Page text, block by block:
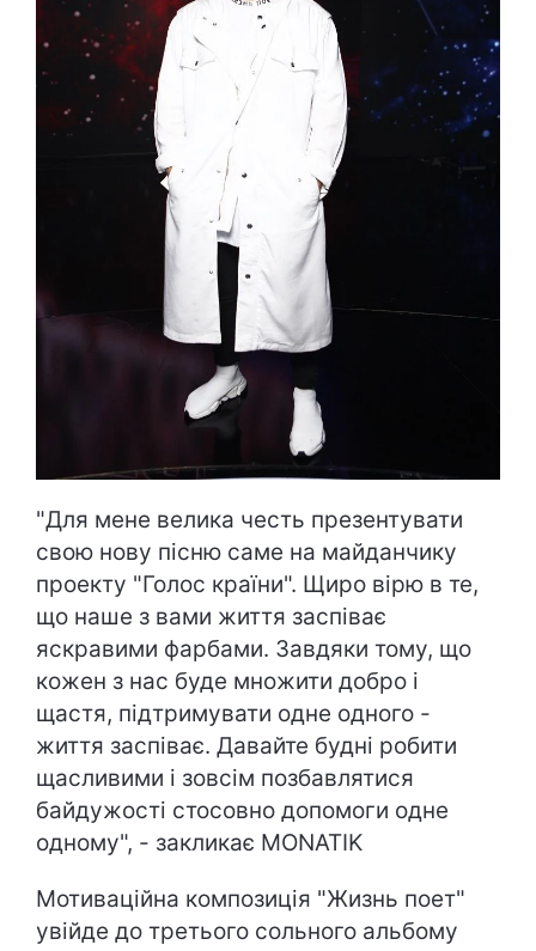
"Для мене велика честь презентувати
свою нову пісню саме на майданчику
проекту "Голос країни". Щиро вірю в те,
що наше з вами життя заспіває
яскравими фарбами. Завдяки тому, що
кожен з нас буде множити добро і
щастя, підтримувати одне одного -
життя заспіває. Давайте будні робити
щасливими і зовсім позбавлятися
байдужості стосовно допомоги одне
одному", - закликає MONATIK
Мотиваційна композиція "Жизнь поет"
увійде до третього сольного альбому